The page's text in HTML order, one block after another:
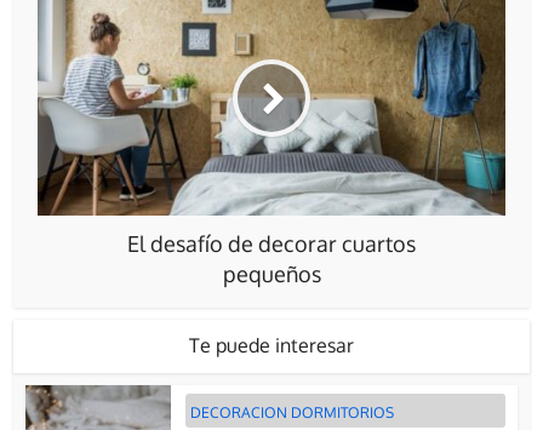
El desafío de decorar cuartos
pequeños
Te puede interesar
DECORACION DORMITORIOS